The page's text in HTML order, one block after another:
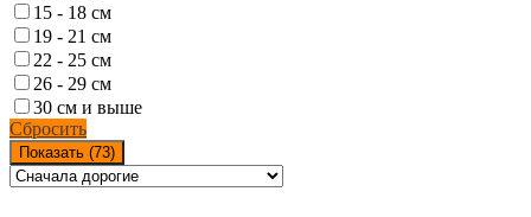
15 - 18 см
19 - 21 см
22 - 25 см
26 - 29 см
30 см и выше
Сбросить
Показать (73)